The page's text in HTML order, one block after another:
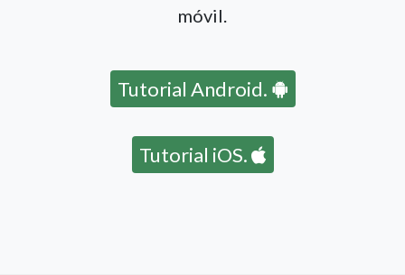
móvil.
Tutorial Android.
Tutorial iOS.